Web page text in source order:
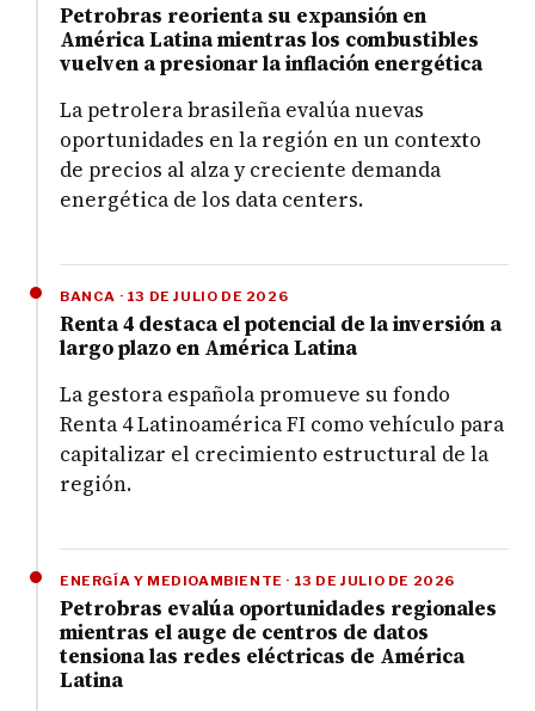
Petrobras reorienta su expansión en
América Latina mientras los combustibles
vuelven a presionar la inflación energética
La petrolera brasileña evalúa nuevas
oportunidades en la región en un contexto
de precios al alza y creciente demanda
energética de los data centers.
BANCA · 13 DE JULIO DE 2026
Renta 4 destaca el potencial de la inversión a
largo plazo en América Latina
La gestora española promueve su fondo
Renta 4 Latinoamérica FI como vehículo para
capitalizar el crecimiento estructural de la
región.
ENERGÍA Y MEDIOAMBIENTE · 13 DE JULIO DE 2026
Petrobras evalúa oportunidades regionales
mientras el auge de centros de datos
tensiona las redes eléctricas de América
Latina